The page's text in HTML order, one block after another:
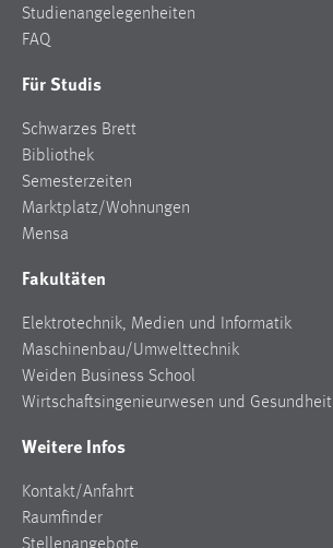
Studienangelegenheiten
FAQ
Für Studis
Schwarzes Brett
Bibliothek
Semesterzeiten
Marktplatz/Wohnungen
Mensa
Fakultäten
Elektrotechnik, Medien und Informatik
Maschinenbau/Umwelttechnik
Weiden Business School
Wirtschaftsingenieurwesen und Gesundheit
Weitere Infos
Kontakt/Anfahrt
Raumfinder